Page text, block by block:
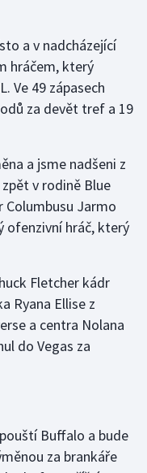
a v nadcházející
hráčem, který
Ve 49 zápasech
za devět tref a 19
a jsme nadšeni z
v rodině Blue
Columbusu Jarmo
ofenzivní hráč, který
Fletcher kádr
Ryana Ellise z
a centra Nolana
do Vegas za
Buffalo a bude
za brankáře